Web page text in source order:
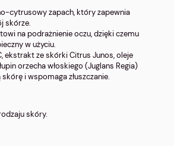
cytrusowy zapach, który zapewnia
skórze.
na podrażnienie oczu, dzięki czemu
w użyciu.
ekstrakt ze skórki Citrus Junos, oleje
orzecha włoskiego (Juglans Regia)
i wspomaga złuszczanie.
skóry.